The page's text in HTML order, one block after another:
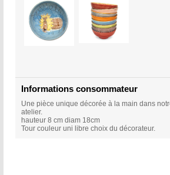
Informations consommateur
Une pièce unique décorée à la main dans
atelier.
hauteur 8 cm diam 18cm
Tour couleur uni libre choix du décorateur.